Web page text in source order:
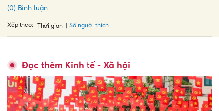
(0) Bình luận
Xếp theo: Thời gian Số người thích
Đọc thêm Kinh tế - Xã hội